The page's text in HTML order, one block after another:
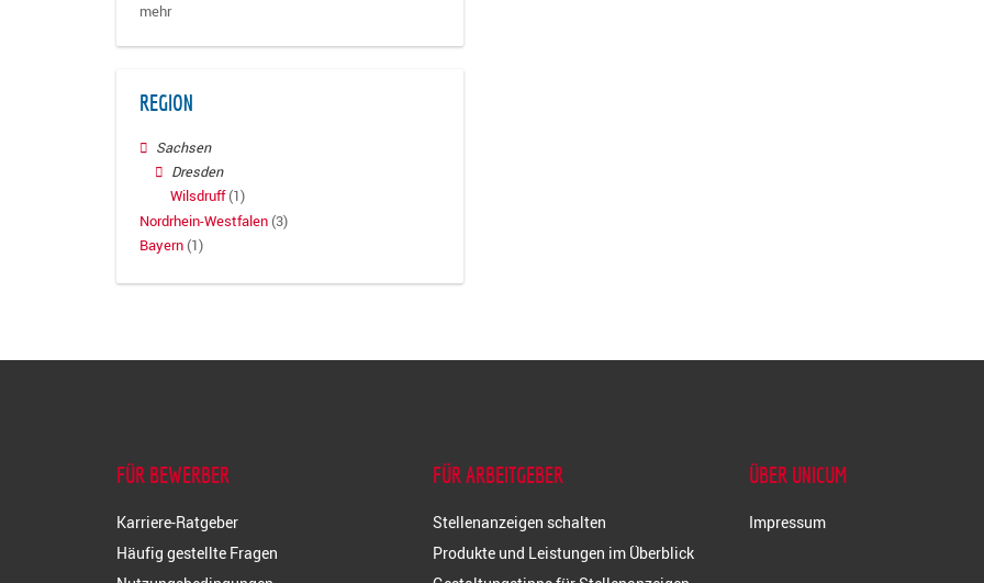
mehr
REGION
Sachsen
Dresden
Wilsdruff (1)
Nordrhein-Westfalen (3)
Bayern (1)
FÜR BEWERBER
Karriere-Ratgeber
Häufig gestellte Fragen
FÜR ARBEITGEBER
Stellenanzeigen schalten
Produkte und Leistungen im Überblick
ÜBER UNICUM
Impressum